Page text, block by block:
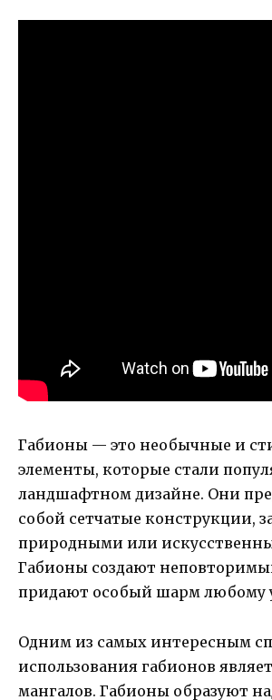
Габионы — это необычные и
элементы, которые стали
ландшафтном дизайне. Они
собой сетчатые конструкции,
природными или
Габионы создают
придают особый шарм любому
Одним из самых интересным
использования габионов
мангалов. Габионы образуют